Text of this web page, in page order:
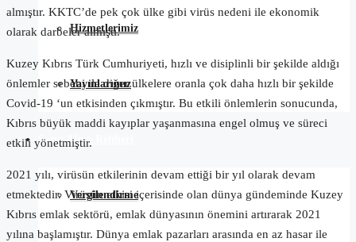
Hizmetlerimiz
Yayınlarımız
Satın Alma Rehberi
Vergilendirme
almıştır. KKTC’de pek çok ülke gibi virüs nedeni ile ekonomik
olarak darbeler almıştı.
Kuzey Kıbrıs Türk Cumhuriyeti, hızlı ve disiplinli bir şekilde aldığı
önlemler sebebi ile diğer ülkelere oranla çok daha hızlı bir şekilde
Covid-19 ‘un etkisinden çıkmıştır. Bu etkili önlemlerin sonucunda,
Kıbrıs büyük maddi kayıplar yaşanmasına engel olmuş ve süreci
etkili yönetmiştir.
2021 yılı, virüsün etkilerinin devam ettiği bir yıl olarak devam
etmektedir. Virüsün etkisi içerisinde olan dünya gündeminde Kuzey
Kıbrıs emlak sektörü, emlak dünyasının önemini artırarak 2021
yılına başlamıştır. Dünya emlak pazarları arasında en az hasar ile